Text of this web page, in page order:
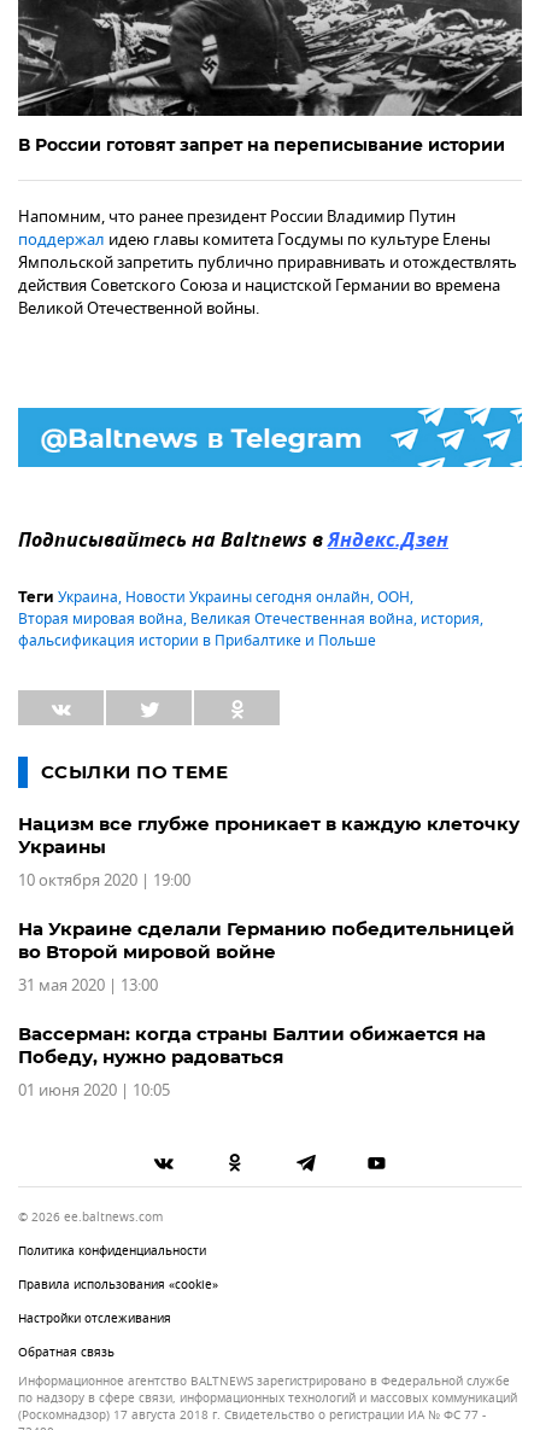
В России готовят запрет на переписывание истории
Напомним, что ранее президент России Владимир Путин
поддержал идею главы комитета Госдумы по культуре Елены
Ямпольской запретить публично приравнивать и отождествлять
действия Советского Союза и нацистской Германии во времена
Великой Отечественной войны.
Подписывайтесь на Baltnews вЯндекс.Дзен
Теги Украина, Новости Украины сегодня онлайн,ООН,
Вторая мировая война, Великая Отечественная война, история,
фальсификация истории в Прибалтике и Польше
ССЫЛКИ ПО ТЕМЕ
Нацизм все глубже проникает в каждую клеточку
Украины
10 октября 2020 | 19:00
На Украине сделали Германию победительницей
во Второй мировой войне
31 мая 2020 | 13:00
Вассерман: когда страны Балтии обижается на
Победу, нужно радоваться
01 июня 2020 | 10:05
© 2026 ee.baltnews.com
Политика конфиденциальности
Правила использования «cookie»
Настройки отслеживания
Обратная связь
Информационное агентство BALTNEWS зарегистрировано в Федеральной службе
по надзору в сфере связи, информационных технологий и массовых коммуникаций
(Роскомнадзор) 17 августа 2018 г. Свидетельство о регистрации ИА № ФС 77 -